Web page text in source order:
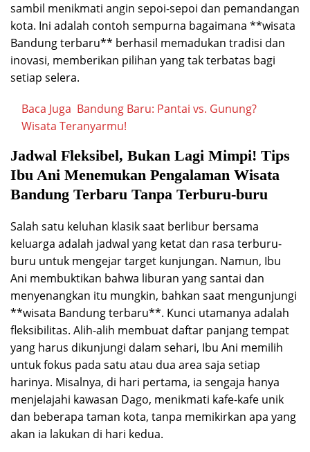
sambil menikmati angin sepoi-sepoi dan pemandangan
kota. Ini adalah contoh sempurna bagaimana **wisata
Bandung terbaru** berhasil memadukan tradisi dan
inovasi, memberikan pilihan yang tak terbatas bagi
setiap selera.
Baca Juga Bandung Baru: Pantai vs. Gunung?
Wisata Teranyarmu!
Jadwal Fleksibel, Bukan Lagi Mimpi! Tips
Ibu Ani Menemukan Pengalaman Wisata
Bandung Terbaru Tanpa Terburu-buru
Salah satu keluhan klasik saat berlibur bersama
keluarga adalah jadwal yang ketat dan rasa terburu-
buru untuk mengejar target kunjungan. Namun, Ibu
Ani membuktikan bahwa liburan yang santai dan
menyenangkan itu mungkin, bahkan saat mengunjungi
**wisata Bandung terbaru**. Kunci utamanya adalah
fleksibilitas. Alih-alih membuat daftar panjang tempat
yang harus dikunjungi dalam sehari, Ibu Ani memilih
untuk fokus pada satu atau dua area saja setiap
harinya. Misalnya, di hari pertama, ia sengaja hanya
menjelajahi kawasan Dago, menikmati kafe-kafe unik
dan beberapa taman kota, tanpa memikirkan apa yang
akan ia lakukan di hari kedua.